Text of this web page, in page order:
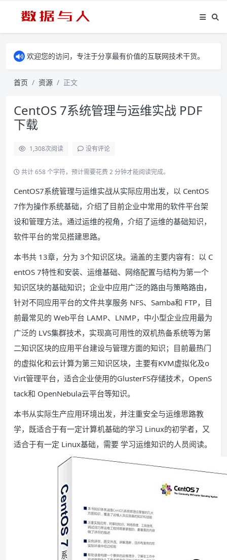
欢迎您的访问，专注于分享最有价值的互联网技术干货。
首页 资源 正文
CentOS 7系统管理与运维实战 PDF
下载
1,308次阅读 没有评论
共计 658 个字符，预计需要花费 2 分钟才能阅读完成。
CentOS7系统管理与运维实战从实际应用出发，以 CentOS
7作为操作系统基础，介绍了目前企业中常用的软件平台架
设和管理方法。通过运维的视角，介绍了运维的基础知识，
软件平台的常见搭建思路。
本书共 13章，分为 3个知识区块。涵盖的主要内容有：以 C
entOS 7特性和安装、运维基础、网络配置与结构为第一个
知识区块的基础知识；企业中应用广泛的路由与策略路由，
针对不同应用平台的文件共享服务 NFS、Samba和 FTP，目
前最常见的 Web平台 LAMP、LNMP，中小型企业应用最为
广泛的 LVS集群技术，实现高可用性的双机热备系统等为第
二知识区块的应用平台建设与管理方面的知识；目前最热门
的虚拟化和云计算为第三知识区块，主要有KVM虚拟化及o
Virt管理平台，适合企业使用的GlusterFS存储技术，OpenS
tack和 OpenNebula云平台等知识。
本书从实际生产应用环境出发，并注重安全与运维思路教
学，既适合于有一定计算机基础的学习 Linux的初学者，又
适合于有一定 Linux基础，需要 学习运维知识的人员阅读。